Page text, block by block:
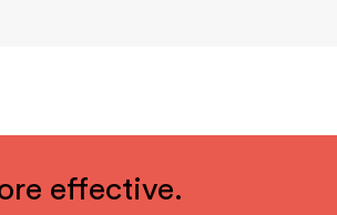
effective.